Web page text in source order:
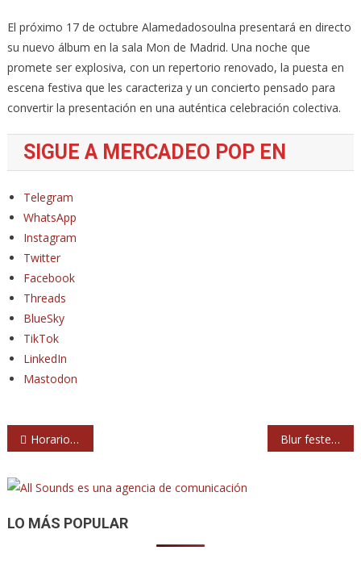
El próximo 17 de octubre Alamedadosoulna presentará en directo
su nuevo álbum en la sala Mon de Madrid. Una noche que
promete ser explosiva, con un repertorio renovado, la puesta en
escena festiva que les caracteriza y un concierto pensado para
convertir la presentación en una auténtica celebración colectiva.
SIGUE A MERCADEO POP EN
Telegram
WhatsApp
Instagram
Twitter
Facebook
Threads
BlueSky
TikTok
LinkedIn
Mastodon
Navegación
entradas
Horarios de la primera edición de Muralla Indie en Alcalá de Henares Blur festeja los 30 años de ‘The Great Escape’ con una reedición especial
LO MÁS POPULAR